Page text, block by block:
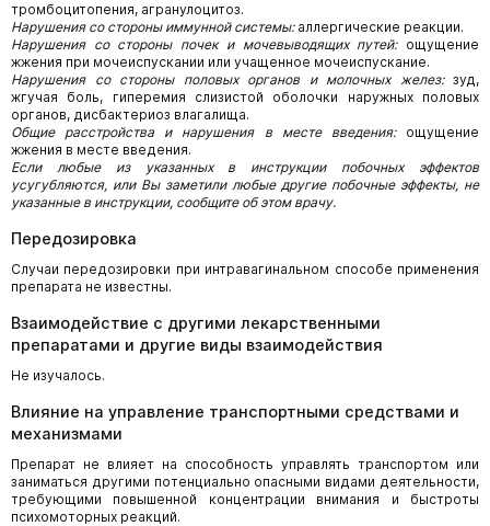
тромбоцитопения, агранулоцитоз.
Нарушения со стороны иммунной системы:аллергические реакции.
Нарушения со стороны почек и мочевыводящих путей:ощущение
жжения при мочеиспускании или учащенное мочеиспускание.
Нарушения со стороны половых органов и молочных желез:зуд,
жгучая боль, гиперемия слизистой оболочки наружных половых
органов, дисбактериоз влагалища.
Общие расстройства и нарушения в месте введения:ощущение
жжения в месте введения.
Если любые из указанных в инструкции побочных эффектов
усугубляются, или Вы заметили любые другие побочные эффекты, не
указанные в инструкции, сообщите об этом врачу.
Передозировка
Случаи передозировки при интравагинальном способе применения
препарата не известны.
Взаимодействие с другими лекарственными
препаратами и другие виды взаимодействия
Не изучалось.
Влияние на управление транспортными средствами и
механизмами
Препарат не влияет на способность управлять транспортом или
заниматься другими потенциально опасными видами деятельности,
требующими повышенной концентрации внимания и быстроты
психомоторных реакций.